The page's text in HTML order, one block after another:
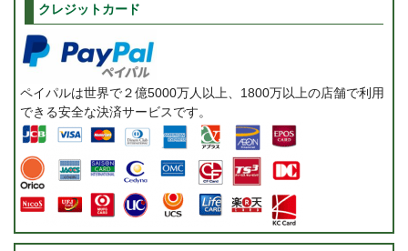
クレジットカード
ペイパルは世界で２億5000万人以上、1800万以上の店舗で利用
できる安全な決済サービスです。